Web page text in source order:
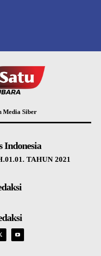
Media Siber
Indonesia
TAHUN 2021